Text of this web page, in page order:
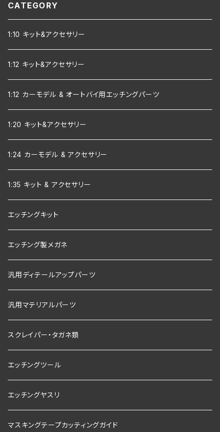
CATEGORY
1:10 キット&アクセサリー
1:12 キット&アクセサリー
1:12 カーモデル & オートバイ用エッチングパーツ
1:20 キット&アクセサリー
1:24 カーモデル & アクセサリー
1:35 キット & アクセサリー
エッチングキット
エッチング製メガネ
汎用ディテールアップパーツ
汎用マテリアルパーツ
スクレイパー・タガネ類
エッチングツール
エッチングヤスリ
マスキングテープカッティングガイド